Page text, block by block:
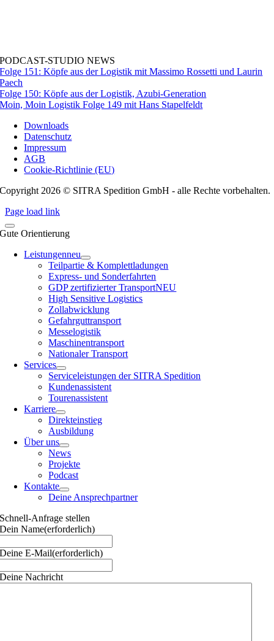
PODCAST-STUDIO NEWS
Folge 151: Köpfe aus der Logistik mit Massimo Rossetti und Laurin
Paech
Folge 150: Köpfe aus der Logistik, Azubi-Generation
Moin, Moin Logistik Folge 149 mit Hans Stapelfeldt
Downloads
Datenschutz
Impressum
AGB
Cookie-Richtlinie (EU)
Copyright 2026 © SITRA Spedition GmbH - alle Rechte vorbehalten.
Page load link
Gute Orientierung
Leistungenneu
Teilpartie & Komplettladungen
Express- und Sonderfahrten
GDP zertifizierter TransportNEU
High Sensitive Logistics
Zollabwicklung
Gefahrguttransport
Messelogistik
Maschinentransport
Nationaler Transport
Services
Serviceleistungen der SITRA Spedition
Kundenassistent
Tourenassistent
Karriere
Direkteinstieg
Ausbildung
Über uns
News
Projekte
Podcast
Kontakte
Deine Ansprechpartner
Schnell-Anfrage stellen
Dein Name(erforderlich)
Deine E-Mail(erforderlich)
Deine Nachricht